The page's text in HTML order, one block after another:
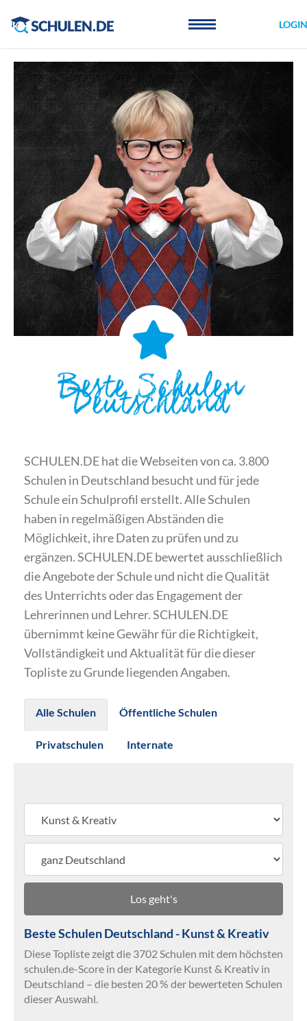
LOGIN
Beste Schulen
Deutschland
SCHULEN.DE hat die Webseiten von ca. 3.800
Schulen in Deutschland besucht und für jede
Schule ein Schulprofil erstellt. Alle Schulen
haben in regelmäßigen Abständen die
Möglichkeit, ihre Daten zu prüfen und zu
ergänzen. SCHULEN.DE bewertet ausschließlich
die Angebote der Schule und nicht die Qualität
des Unterrichts oder das Engagement der
Lehrerinnen und Lehrer. SCHULEN.DE
übernimmt keine Gewähr für die Richtigkeit,
Vollständigkeit und Aktualität für die dieser
Topliste zu Grunde liegenden Angaben.
Alle Schulen Öffentliche Schulen
Privatschulen Internate
Los geht's
Beste Schulen Deutschland - Kunst & Kreativ
Diese Topliste zeigt die 3702 Schulen mit dem höchsten
schulen.de-Score in der Kategorie Kunst & Kreativ in
Deutschland – die besten 20 % der bewerteten Schulen
dieser Auswahl.